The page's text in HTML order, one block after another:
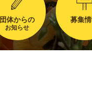
団体からの
お知らせ
募集